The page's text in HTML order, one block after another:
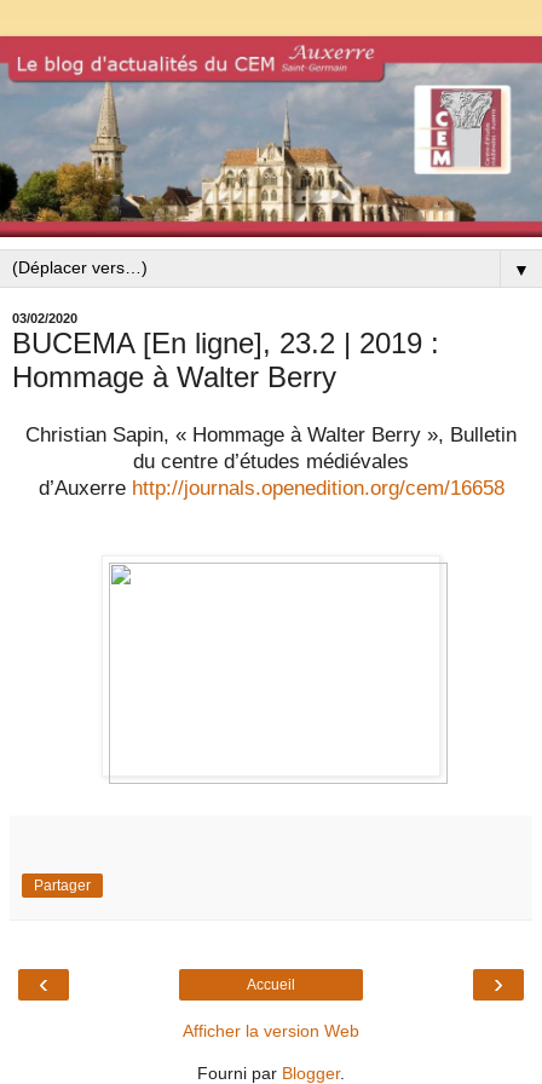
▼
03/02/2020
BUCEMA [En ligne], 23.2 | 2019 :
Hommage à Walter Berry
Christian Sapin, « Hommage à Walter Berry », Bulletin
du centre d’études médiévales
d’Auxerre http://journals.openedition.org/cem/16658
Partager
‹ ›
Accueil
Afficher la version Web
Fourni par Blogger.